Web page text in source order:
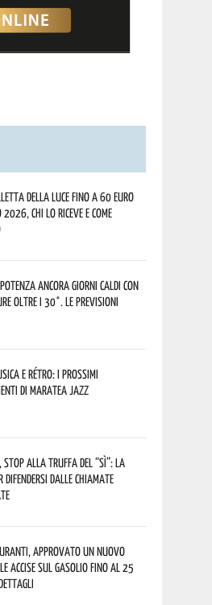
della luce fino a 60 euro
chi lo riceve e come
ancora giorni caldi con
oltre i 30°. Le previsioni
e rétro: i prossimi
di Maratea Jazz
stop alla truffa del “Sì”: la
difendersi dalle chiamate
approvato un nuovo
accise sul gasolio fino al 25